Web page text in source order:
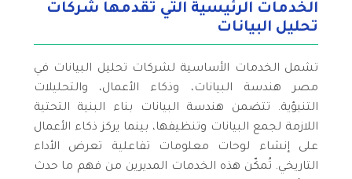
الخدمات الرئيسية التي تقدمها شركات
تحليل البيانات
تشمل الخدمات الأساسية لشركات تحليل البيانات في
مصر هندسة البيانات، وذكاء الأعمال، والتحليلات
التنبؤية. تتضمن هندسة البيانات بناء البنية التحتية
اللازمة لجمع البيانات وتنظيفها، بينما يركز ذكاء الأعمال
على إنشاء لوحات معلومات تفاعلية تعرض الأداء
التاريخي. تُمكّن هذه الخدمات المديرين من فهم ما حدث